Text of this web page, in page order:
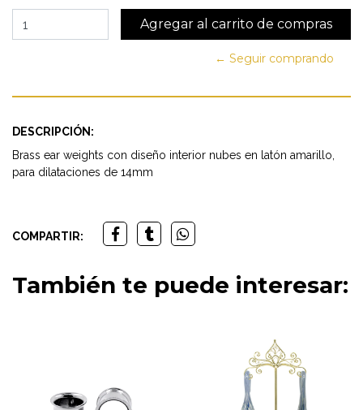
← Seguir comprando
DESCRIPCIÓN:
Brass ear weights con diseño interior nubes en latón amarillo,
para dilataciones de 14mm
COMPARTIR:
También te puede interesar: